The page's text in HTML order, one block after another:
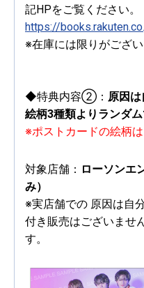
記HPをご覧ください。
https://
※在庫には限りがござ
◆特典内容②： 原因
絵柄3種類よりランダ
※ポストカードの絵柄
対象店舗： ローソンエ
み）
※実店舗での 原因は自
付き販売はございませ
す。